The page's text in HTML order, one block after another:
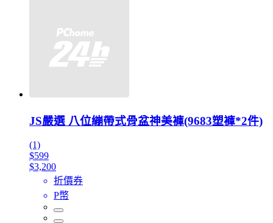
JS嚴選 八位繃帶式骨盆神美褲(9683塑褲*2件)
(1)
$599
$3,200
折價券
P幣